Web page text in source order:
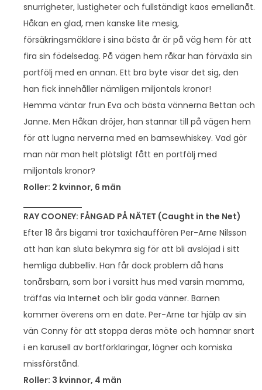
snurrigheter, lustigheter och fullständigt kaos emellanåt.
Håkan en glad, men kanske lite mesig,
försäkringsmäklare i sina bästa år är på väg hem för att
fira sin födelsedag. På vägen hem råkar han förväxla sin
portfölj med en annan. Ett bra byte visar det sig, den
han fick innehåller nämligen miljontals kronor!
Hemma väntar frun Eva och bästa vännerna Bettan och
Janne. Men Håkan dröjer, han stannar till på vägen hem
för att lugna nerverna med en bamsewhiskey. Vad gör
man när man helt plötsligt fått en portfölj med
miljontals kronor?
Roller: 2 kvinnor, 6 män
RAY COONEY: FÅNGAD PÅ NÄTET (Caught in the Net)
Efter 18 års bigami tror taxichauffören Per-Arne Nilsson
att han kan sluta bekymra sig för att bli avslöjad i sitt
hemliga dubbelliv. Han får dock problem då hans
tonårsbarn, som bor i varsitt hus med varsin mamma,
träffas via Internet och blir goda vänner. Barnen
kommer överens om en date. Per-Arne tar hjälp av sin
vän Conny för att stoppa deras möte och hamnar snart
i en karusell av bortförklaringar, lögner och komiska
missförstånd.
Roller: 3 kvinnor, 4 män